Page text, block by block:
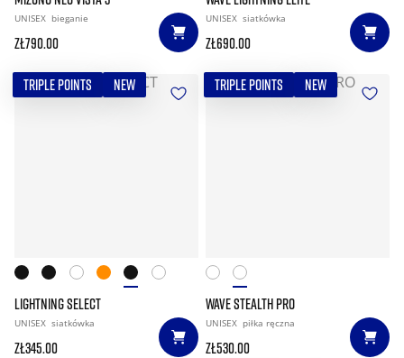
UNISEX bieganie
zł790.00
UNISEX siatkówka
zł690.00
TRIPLE POINTS NEW
LIGHTNING SELECT
UNISEX siatkówka
zł345.00
TRIPLE POINTS NEW
WAVE STEALTH PRO
UNISEX piłka ręczna
zł530.00